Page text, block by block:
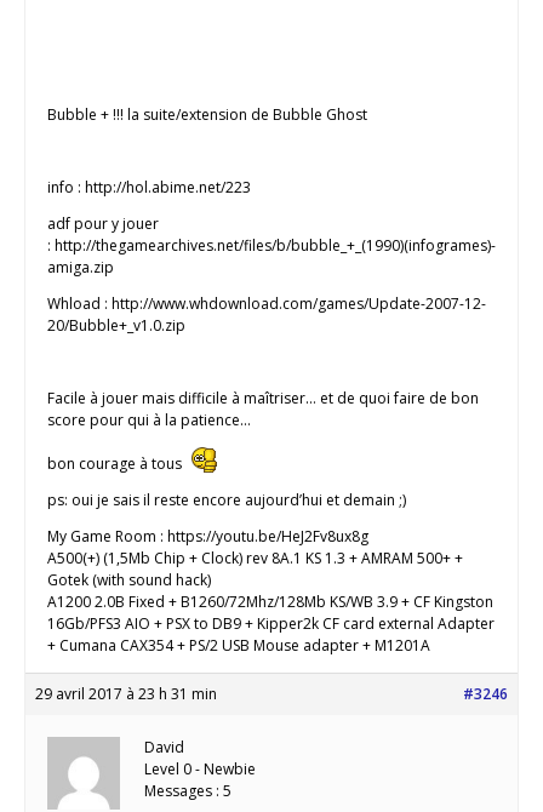
Bubble + !!! la suite/extension de Bubble Ghost
info : http://hol.abime.net/223
adf pour y jouer
: http://thegamearchives.net/files/b/bubble_+_(1990)(infogrames)-
amiga.zip
Whload : http://www.whdownload.com/games/Update-2007-12-
20/Bubble+_v1.0.zip
Facile à jouer mais difficile à maîtriser… et de quoi faire de bon
score pour qui à la patience…
bon courage à tous
ps: oui je sais il reste encore aujourd’hui et demain ;)
My Game Room : https://youtu.be/HeJ2Fv8ux8g
A500(+) (1,5Mb Chip + Clock) rev 8A.1 KS 1.3 + AMRAM 500+ +
Gotek (with sound hack)
A1200 2.0B Fixed + B1260/72Mhz/128Mb KS/WB 3.9 + CF Kingston
16Gb/PFS3 AIO + PSX to DB9 + Kipper2k CF card external Adapter
+ Cumana CAX354 + PS/2 USB Mouse adapter + M1201A
29 avril 2017 à 23 h 31 min #3246
David
Level 0 - Newbie
Messages : 5